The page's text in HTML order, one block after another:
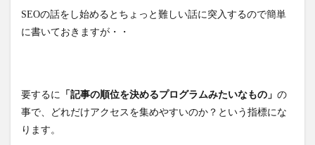
SEOの話をし始めるとちょっと難しい話に突入するので簡単
に書いておきますが・・
要するに 「記事の順位を決めるプログラムみたいなもの」 の
事で、どれだけアクセスを集めやすいのか？という指標にな
ります。